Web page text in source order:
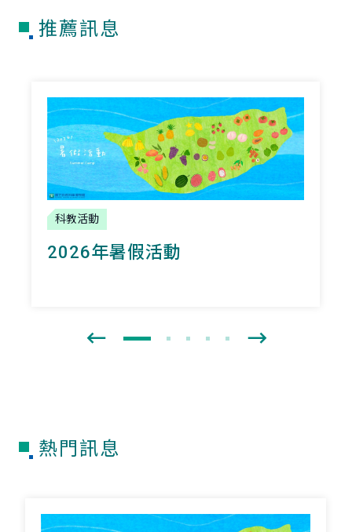
推薦訊息
科教活動
2026年暑假活動
熱門訊息